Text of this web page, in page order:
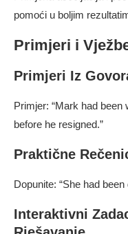
pomoći u boljim
Primjeri i
Primjeri Iz
Primjer: “Mark had
before he resigned.”
Praktične
Dopunite: “She had
Interaktivni